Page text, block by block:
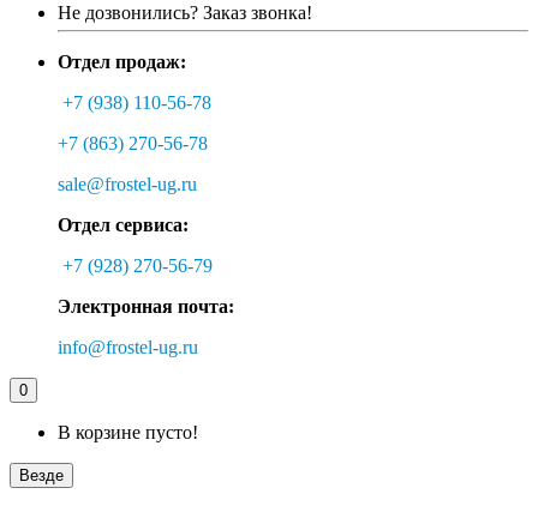
Не дозвонились? Заказ звонка!
Отдел продаж:
+7 (938) 110-56-78
+7 (863) 270-56-78
sale@frostel-ug.ru
Отдел сервиса:
+7 (928) 270-56-79
Электронная почта:
info@frostel-ug.ru
0
В корзине пусто!
Везде